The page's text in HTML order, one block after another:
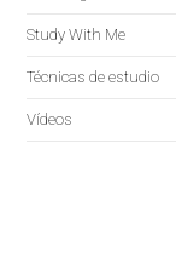
Study With Me
Técnicas de estudio
Vídeos